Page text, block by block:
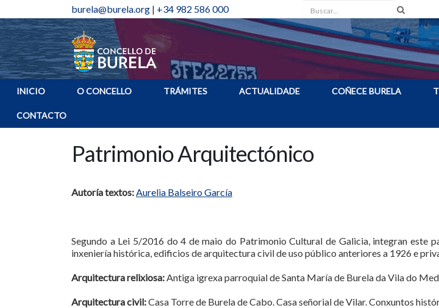
burela@burela.org | +34 982 586 000 Buscar
INICIO O CONCELLO TRÁMITES ACTUALIDADE COÑECE BURELA
CONTACTO
Patrimonio Arquitectónico
Autoría textos:Aurelia Balseiro García
Segundo a Lei 5/2016 do 4 de maio do Patrimonio Cultural de Galicia, integran este
inxeniería histórica, edificios de arquitectura civil de uso público anteriores a 1926 e
Arquitectura relixiosa:Antiga igrexa parroquial de Santa María de Burela da Vila do
Arquitectura civil:Casa Torre de Burela de Cabo. Casa señorial de Vilar. Conxuntos